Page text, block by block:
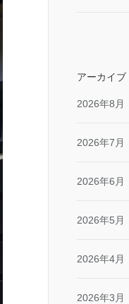
アーカイブ
2026年8月
2026年7月
2026年6月
2026年5月
2026年4月
2026年3月